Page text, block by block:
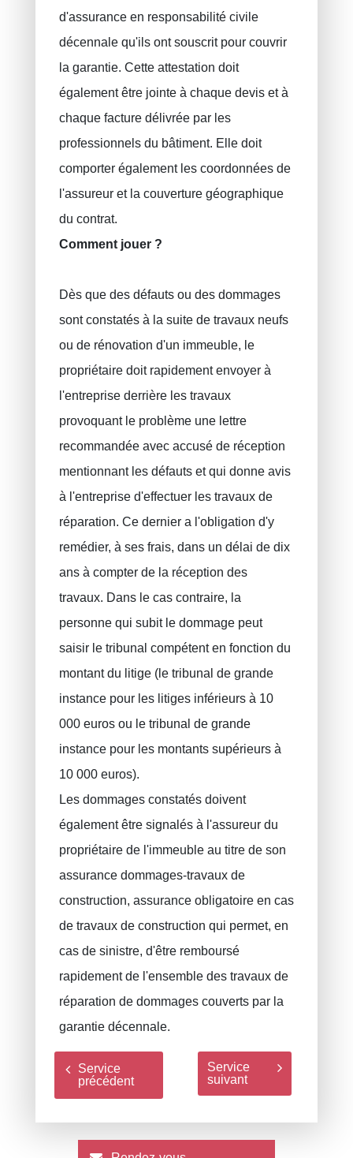
d'assurance en responsabilité civile
décennale qu'ils ont souscrit pour couvrir
la garantie. Cette attestation doit
également être jointe à chaque devis et à
chaque facture délivrée par les
professionnels du bâtiment. Elle doit
comporter également les coordonnées de
l'assureur et la couverture géographique
du contrat.
Comment jouer ?
Dès que des défauts ou des dommages
sont constatés à la suite de travaux neufs
ou de rénovation d'un immeuble, le
propriétaire doit rapidement envoyer à
l'entreprise derrière les travaux
provoquant le problème une lettre
recommandée avec accusé de réception
mentionnant les défauts et qui donne avis
à l'entreprise d'effectuer les travaux de
réparation. Ce dernier a l'obligation d'y
remédier, à ses frais, dans un délai de dix
ans à compter de la réception des
travaux. Dans le cas contraire, la
personne qui subit le dommage peut
saisir le tribunal compétent en fonction du
montant du litige (le tribunal de grande
instance pour les litiges inférieurs à 10
000 euros ou le tribunal de grande
instance pour les montants supérieurs à
10 000 euros).
Les dommages constatés doivent
également être signalés à l'assureur du
propriétaire de l'immeuble au titre de son
assurance dommages-travaux de
construction, assurance obligatoire en cas
de travaux de construction qui permet, en
cas de sinistre, d'être remboursé
rapidement de l'ensemble des travaux de
réparation de dommages couverts par la
garantie décennale.
Service
précédent
Service
suivant